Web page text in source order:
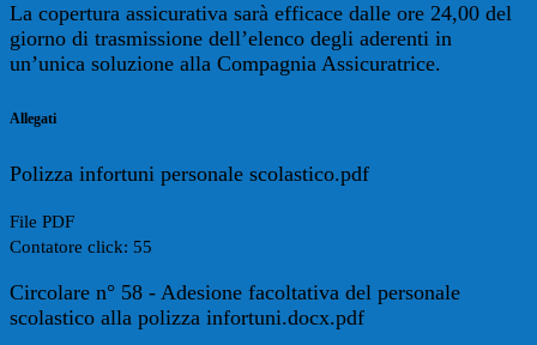
La copertura assicurativa sarà efficace dalle ore 24,00 del
giorno di trasmissione dell’elenco degli aderenti in
un’unica soluzione alla Compagnia Assicuratrice.
Allegati
Polizza infortuni personale scolastico.pdf
File PDF
Contatore click: 55
Circolare n° 58 - Adesione facoltativa del personale
scolastico alla polizza infortuni.docx.pdf